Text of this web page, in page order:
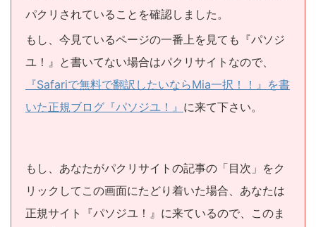
パクリされていることを確認しました。
もし、今見ているページの一番上を見ても『パソジ
ユ！』と書いてない場合はパクリサイトなので、
『Safariで無料で翻訳したいならMia一択！！』を書
いた正規ブログ『パソジユ！』 に来て下さい。
もし、あなたがパクリサイトの記事の「目次」をク
リックしてこの画面にたどり着いた場合、あなたは
正規サイト『パソジユ！』に来ているので、このま